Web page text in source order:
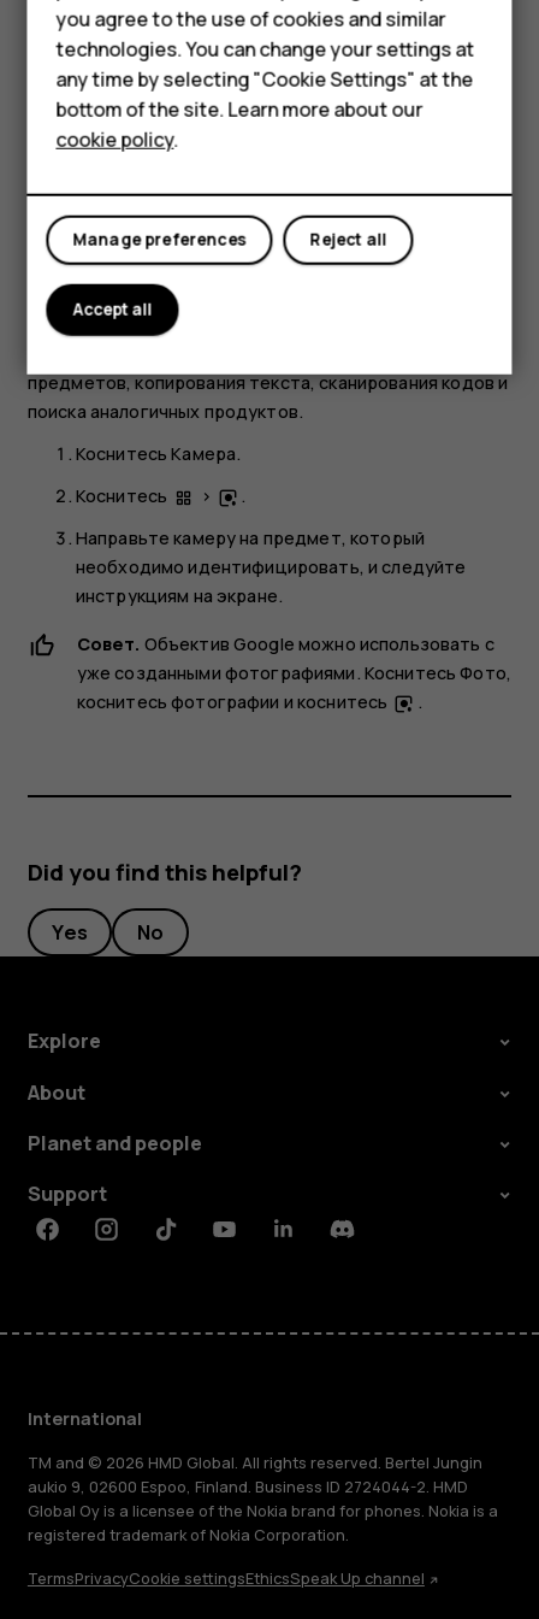
Accessories
HMD Terra M
For business
Tablets
в необходимое место.
Съемка панорам
КоснитесьКамера.
Коснитесь
Коснитесь значкаpanorama_fish_eyeи следуйте инструкциям на
экране телефона.
Использование объектива Google
Объектив Google позволяет использовать
предметов, копирования текста, сканирования кодов и
поиска аналогичных продуктов.
КоснитесьКамера.
Коснитесь
>
.
Направьте камеру на предмет, который
необходимо идентифицировать, и следуйте
инструкциям на экране.
Совет. Объектив Google можно использовать с
уже созданными фотографиями. КоснитесьФото,
коснитесь фотографии и коснитесь
.
Did you find this helpful?
Yes No
Explore
About
Planet and people
Support
FacebookInstagramTiktokYoutubeLinkedinDiscord
International
TM and © 2026 HMD Global. All rights reserved. Bertel Jungin
aukio 9, 02600 Espoo, Finland. Business ID 2724044-2. HMD
Global Oy is a licensee of the Nokia brand for phones. Nokia is a
registered trademark of Nokia Corporation.
TermsPrivacyCookie settingsEthicsSpeak Up channel
you agree to the use of cookies and similar
technologies. You can change your settings at
any time by selecting "Cookie Settings" at the
bottom of the site. Learn more about our
cookie policy.
Reject all
Manage preferences
Accept all